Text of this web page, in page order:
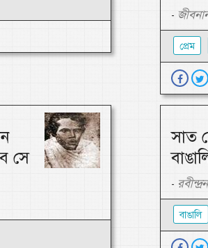
-
প্রেম
সে
সাত
-
বাঙালি